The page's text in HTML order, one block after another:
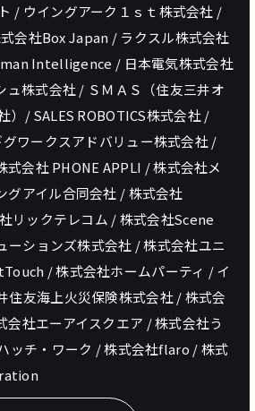
/ ウイングアーク１ｓｔ株式会社 /
会社Box Japan / ラクスル株式会社
Intelligence / 日本電気株式会社
ュ株式会社 / ＳＭＡＳ（住友三井オ
）/ SALES ROBOTICS株式会社 /
ワークスアドバリュー株式会社 /
式会社 PHONE APPLI / 株式会社メ
グアイル合同会社 / 株式会社
リックテレコム / 株式会社Scene
ーションズ株式会社 / 株式会社ユニ
/ 株式会社ホームパーティ / イ
住友海上火災保険株式会社 / 株式会
会社エーアイスクエア / 株式会社う
ッチ・ワーク / 株式会社flaro / 株式